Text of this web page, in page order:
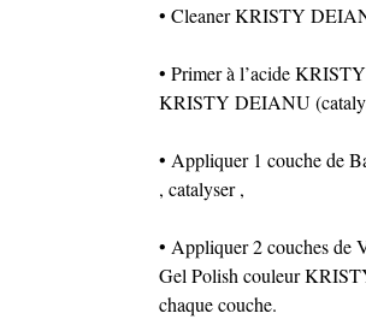
• Cleaner KRISTY
• Primer à l’acide
KRISTY DEIANU
• Appliquer 1 couche de
, catalyser ,
• Appliquer 2 couches de
Gel Polish couleur
chaque couche.